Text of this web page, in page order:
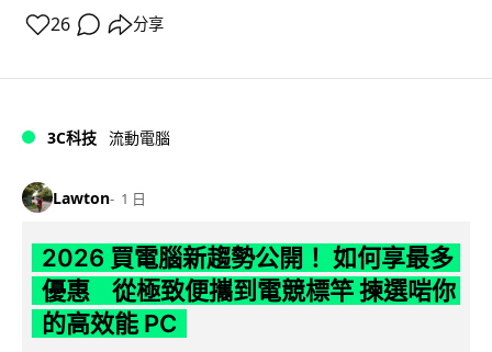
26 分享
3C科技 流動電腦
Lawton 1 日
2026 買電腦新趨勢公開！ 如何享最多
優惠 從極致便攜到電競標竿 揀選啱你
的高效能 PC